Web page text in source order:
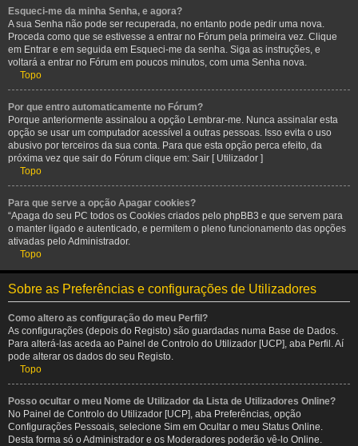
Esqueci-me da minha Senha, e agora?
A sua Senha não pode ser recuperada, no entanto pode pedir uma nova.
Proceda como que se estivesse a entrar no Fórum pela primeira vez. Clique
em Entrar e em seguida em Esqueci-me da senha. Siga as instruções, e
voltará a entrar no Fórum em poucos minutos, com uma Senha nova.
Topo
Por que entro automaticamente no Fórum?
Porque anteriormente assinalou a opção Lembrar-me. Nunca assinalar esta
opção se usar um computador acessível a outras pessoas. Isso evita o uso
abusivo por terceiros da sua conta. Para que esta opção perca efeito, da
próxima vez que sair do Fórum clique em: Sair [ Utilizador ]
Topo
Para que serve a opção Apagar cookies?
“Apaga do seu PC todos os Cookies criados pelo phpBB3 e que servem para
o manter ligado e autenticado, e permitem o pleno funcionamento das opções
ativadas pelo Administrador.
Topo
Sobre as Preferências e configurações de Utilizadores
Como altero as configuração do meu Perfil?
As configurações (depois do Registo) são guardadas numa Base de Dados.
Para alterá-las aceda ao Painel de Controlo do Utilizador [UCP], aba Perfil. Aí
pode alterar os dados do seu Registo.
Topo
Posso ocultar o meu Nome de Utilizador da Lista de Utilizadores Online?
No Painel de Controlo do Utilizador [UCP], aba Preferências, opção
Configurações Pessoais, selecione Sim em Ocultar o meu Status Online.
Desta forma só o Administrador e os Moderadores poderão vê-lo Online.